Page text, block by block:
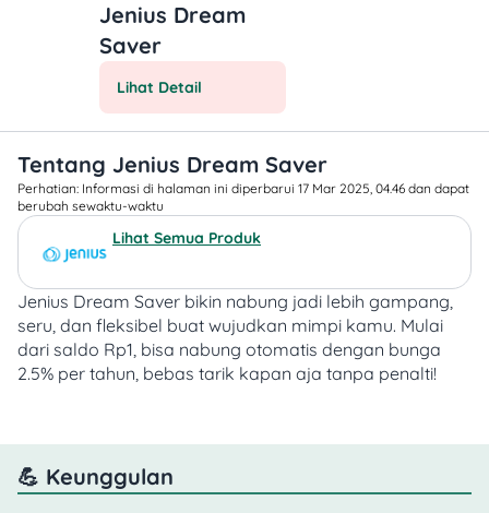
Jenius Dream
Saver
Lihat Detail
Tentang Jenius Dream Saver
Perhatian: Informasi di halaman ini diperbarui 17 Mar 2025, 04.46 dan dapat
berubah sewaktu-waktu​
Lihat Semua Produk
Jenius Dream Saver bikin nabung jadi lebih gampang,
seru, dan fleksibel buat wujudkan mimpi kamu. Mulai
dari saldo Rp1, bisa nabung otomatis dengan bunga
2.5% per tahun, bebas tarik kapan aja tanpa penalti!
💪 Keunggulan